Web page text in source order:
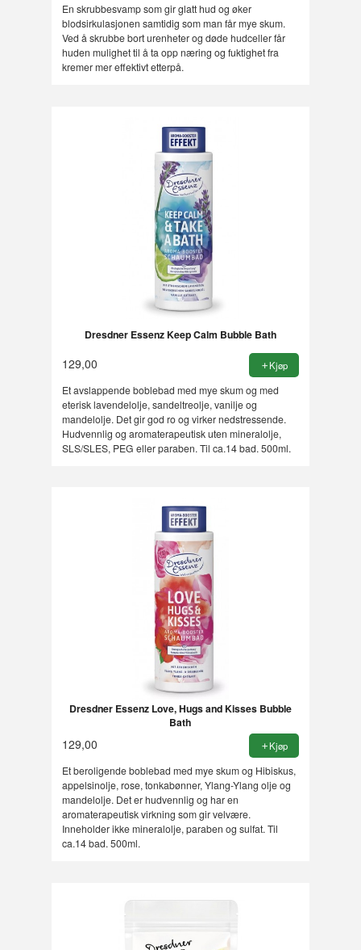
Rabatt
En skrubbesvamp som gir glatt hud og øker
blodsirkulasjonen samtidig som man får mye skum.
Ved å skrubbe bort urenheter og døde hudceller får
huden mulighet til å ta opp næring og fuktighet fra
kremer mer effektivt etterpå.
Dresdner Essenz Keep Calm Bubble Bath
129,00 Kjøp
Et avslappende boblebad med mye skum og med
eterisk lavendelolje, sandeltreolje, vanilje og
mandelolje. Det gir god ro og virker nedstressende.
Hudvennlig og aromaterapeutisk uten mineralolje,
SLS/SLES, PEG eller paraben. Til ca.14 bad. 500ml.
Dresdner Essenz Love, Hugs and Kisses Bubble
Bath
129,00 Kjøp
Et beroligende boblebad med mye skum og Hibiskus,
appelsinolje, rose, tonkabønner, Ylang-Ylang olje og
mandelolje. Det er hudvennlig og har en
aromaterapeutisk virkning som gir velvære.
Inneholder ikke mineralolje, paraben og sulfat. Til
ca.14 bad. 500ml.